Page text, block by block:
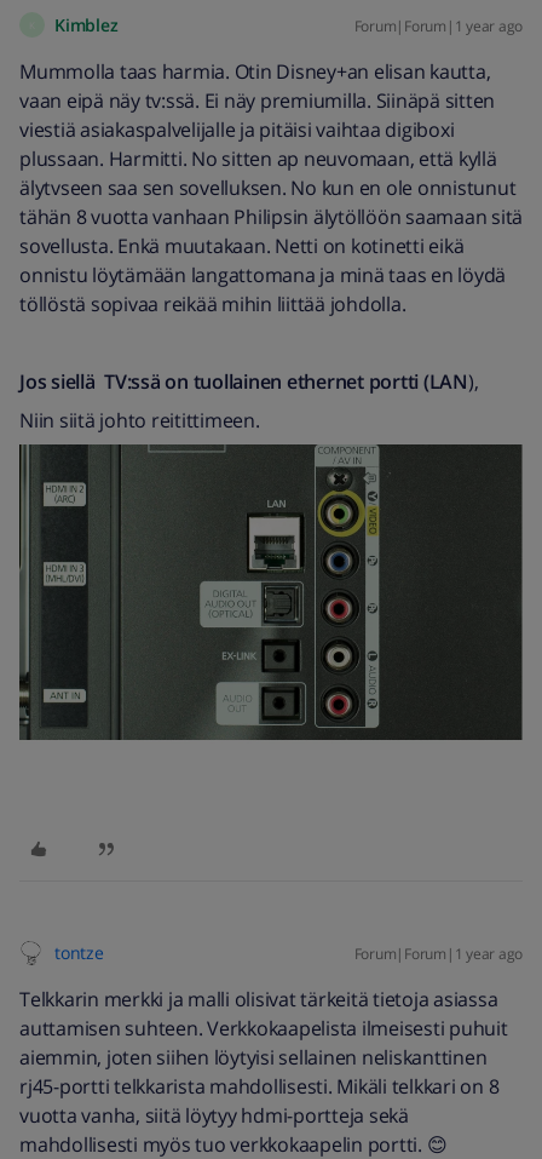
Kimblez Forum|Forum|1 year ago
Mummolla taas harmia. Otin Disney+an elisan kautta,
vaan eipä näy tv:ssä. Ei näy premiumilla. Siinäpä sitten
viestiä asiakaspalvelijalle ja pitäisi vaihtaa digiboxi
plussaan. Harmitti. No sitten ap neuvomaan, että kyllä
älytvseen saa sen sovelluksen. No kun en ole onnistunut
tähän 8 vuotta vanhaan Philipsin älytöllöön saamaan sitä
sovellusta. Enkä muutakaan. Netti on kotinetti eikä
onnistu löytämään langattomana ja minä taas en löydä
töllöstä sopivaa reikää mihin liittää johdolla.
Jos siellä TV:ssä on tuollainen ethernet portti (LAN),
Niin siitä johto reitittimeen.
tontze Forum|Forum|1 year ago
Telkkarin merkki ja malli olisivat tärkeitä tietoja asiassa
auttamisen suhteen. Verkkokaapelista ilmeisesti puhuit
aiemmin, joten siihen löytyisi sellainen neliskanttinen
rj45-portti telkkarista mahdollisesti. Mikäli telkkari on 8
vuotta vanha, siitä löytyy hdmi-portteja sekä
mahdollisesti myös tuo verkkokaapelin portti. 😊